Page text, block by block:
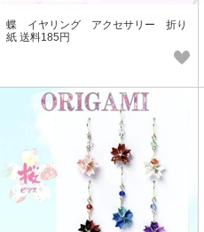
蝶 イヤリング アクセサリー 折り
紙 送料185円